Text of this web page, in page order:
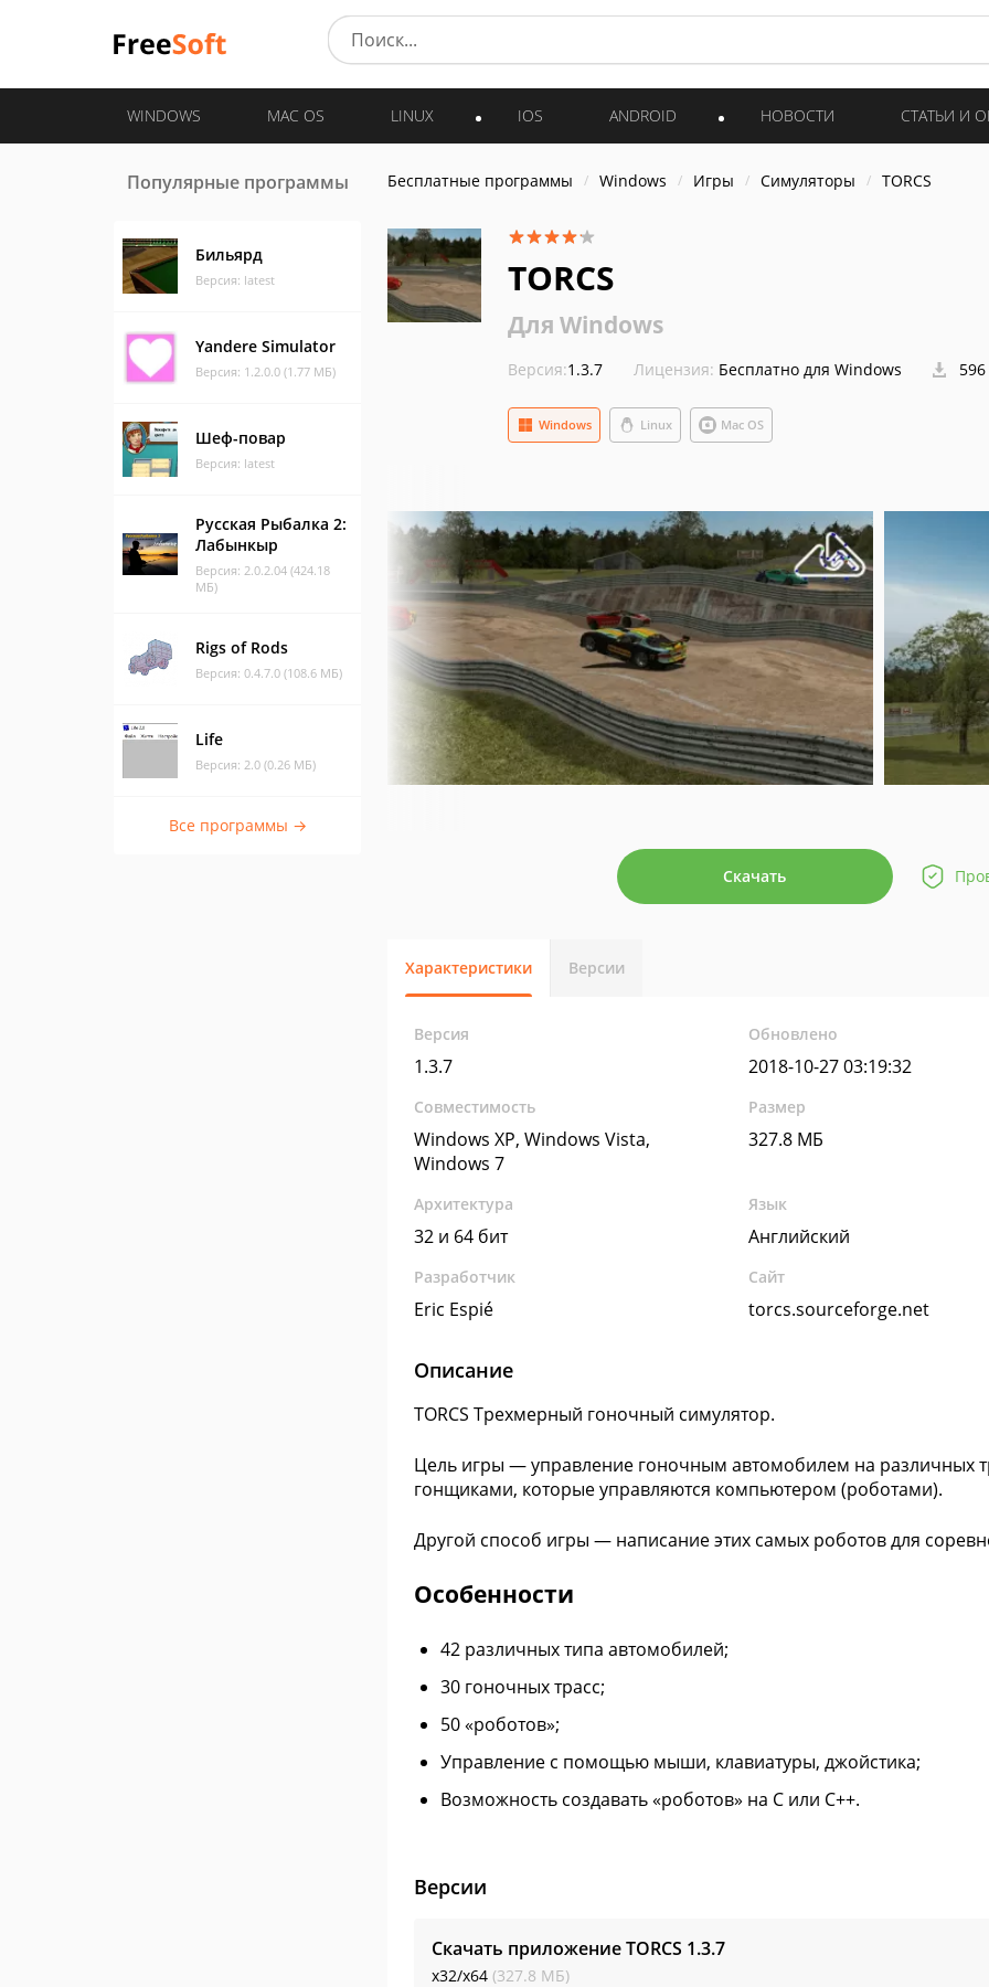
WINDOWS MAC OS LINUX IOS ANDROID НОВОСТИ СТАТЬИ И
Популярные программы
Бильярд
Версия: latest
Yandere Simulator
Версия: 1.2.0.0 (1.77 МБ)
Шеф-повар
Версия: latest
Русская Рыбалка 2:
Лабынкыр
Версия: 2.0.2.04 (424.18
МБ)
Rigs of Rods
Версия: 0.4.7.0 (108.6 МБ)
Life
Версия: 2.0 (0.26 МБ)
Все программы →
Бесплатные программы Windows Игры Симуляторы TORCS
TORCS
Для Windows
Версия:1.3.7 Лицензия: Бесплатно для Windows
Windows Linux Mac OS
Скачать
Характеристики Версии
Версия
1.3.7
Обновлено
2018-10-27 03:19:32
Совместимость
Windows XP, Windows Vista,
Windows 7
Размер
327.8 МБ
Архитектура
32 и 64 бит
Язык
Английский
Разработчик
Eric Espié
Сайт
torcs.sourceforge.net
Описание
TORCS Трехмерный гоночный симулятор.
Цель игры — управление гоночным автомобилем на различных
гонщиками, которые управляются компьютером (роботами).
Другой способ игры — написание этих самых роботов для
Особенности
42 различных типа автомобилей;
30 гоночных трасс;
50 «роботов»;
Управление с помощью мыши, клавиатуры, джойстика;
Возможность создавать «роботов» на С или С++.
Версии
Скачать приложение TORCS 1.3.7
x32/x64 (327.8 МБ)